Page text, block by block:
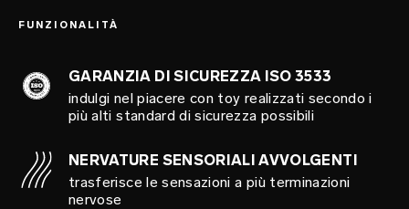
FUNZIONALITÀ
GARANZIA DI SICUREZZA ISO 3533
indulgi nel piacere con toy realizzati secondo i
più alti standard di sicurezza possibili
NERVATURE SENSORIALI AVVOLGENTI
trasferisce le sensazioni a più terminazioni
nervose